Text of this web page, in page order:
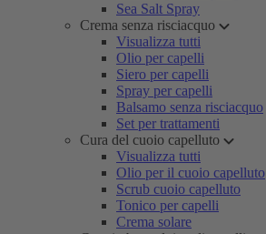
Sea Salt Spray
Crema senza risciacquo
Visualizza tutti
Olio per capelli
Siero per capelli
Spray per capelli
Balsamo senza risciacquo
Set per trattamenti
Cura del cuoio capelluto
Visualizza tutti
Olio per il cuoio capelluto
Scrub cuoio capelluto
Tonico per capelli
Crema solare